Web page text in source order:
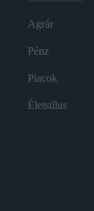
Agrár
Pénz
Piacok
Életstílus